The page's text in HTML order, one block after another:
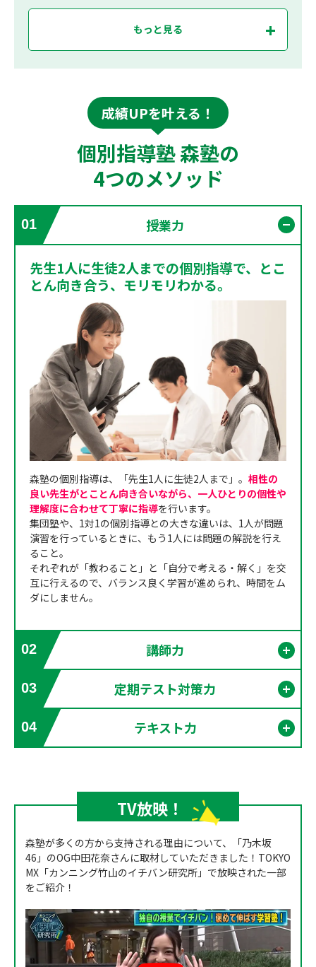
もっと見る
成績UPを叶える！
個別指導塾 森塾の
4つのメソッド
01 授業力
先生1人に生徒2人までの個別指導で、とこ
とん向き合う、モリモリわかる。
森塾の個別指導は、「先生1人に生徒2人まで」。 相性の
良い先生がとことん向き合いながら、一人ひとりの個性や
理解度に合わせて丁寧に指導を行います。
集団塾や、1対1の個別指導との大きな違いは、1人が問題
演習を行っているときに、もう1人には問題の解説を行え
ること。
それぞれが「教わること」と「自分で考える・解く」を交
互に行えるので、バランス良く学習が進められ、時間をム
ダにしません。
02 講師力
03 定期テスト対策力
04 テキスト力
TV放映！
森塾が多くの方から支持される理由について、「乃木坂
46」のOG中田花奈さんに取材していただきました！TOKYO
MX「カンニング竹山のイチバン研究所」で放映された一部
をご紹介！